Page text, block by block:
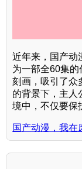
近年来，国产动
为一部全60集
刻画，吸引了众
的背景下，主人
境中，不仅要保
国产动漫，我在